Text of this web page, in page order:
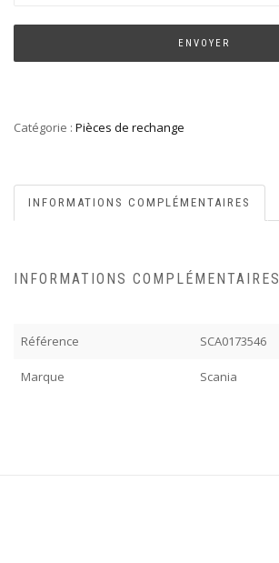
Catégorie : Pièces de rechange
INFORMATIONS COMPLÉMENTAIRES
INFORMATIONS COMPLÉMENTAIRES
Référence SCA0173546
Marque Scania